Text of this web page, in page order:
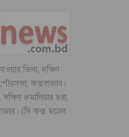
ভিলা, দক্ষিণ
কক্সবাজার।
রুমালিয়ার ছরা,
(দি কক্স মডেল